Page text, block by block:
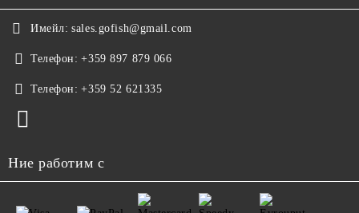
Имейл: sales.gofish@gmail.com
Телефон: +359 897 879 066
Телефон: +359 52 621335
Ние работим с